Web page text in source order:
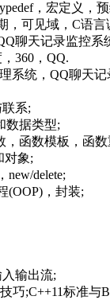
，宏定义，
，可见域，C语
聊天记录监控系
360，QQ.
系统，QQ聊天
系;
数据类型;
，函数模板，函数
对象;
delete;
(OOP)，封装;
输出流;
巧;C++11标准与